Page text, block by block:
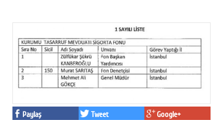
Paylaş Tweet Google+